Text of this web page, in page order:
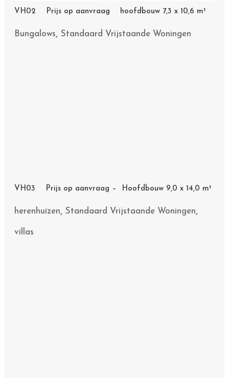
VH02 Prijs op aanvraag hoofdbouw 7,3 x 10,6 m¹
Bungalows,Standaard Vrijstaande Woningen
VH03 Prijs op aanvraag – Hoofdbouw 9,0 x 14,0 m¹
herenhuizen,Standaard Vrijstaande Woningen,
villas